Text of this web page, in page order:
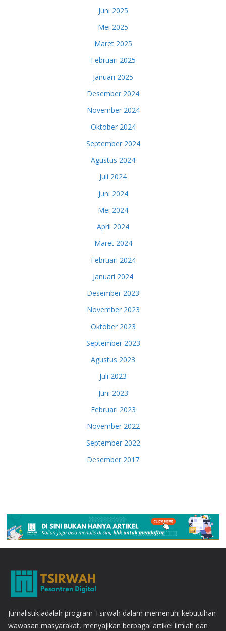
Juni 2025
Mei 2025
Maret 2025
Februari 2025
Januari 2025
Desember 2024
November 2024
Oktober 2024
September 2024
Agustus 2024
Juli 2024
Juni 2024
Mei 2024
April 2024
Maret 2024
Februari 2024
Januari 2024
Desember 2023
November 2023
Oktober 2023
September 2023
Agustus 2023
Juli 2023
Juni 2023
Februari 2023
November 2022
September 2022
Desember 2017
Jurnalistik adalah program Tsirwah dalam memenuhi kebutuhan
wawasan masyarakat, menyajikan berbagai artikel ilmiah dan